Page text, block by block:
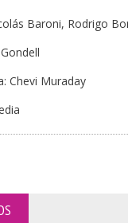
Baroni, Rodrigo
Chevi Muraday